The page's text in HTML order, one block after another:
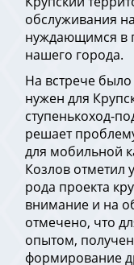
обслуживания
нуждающимся в
нашего города.
На встрече
нужен для
ступенькоход-
решает
для мобильной
Козлов отметил
рода проекта
внимание и на
отмечено, что
опытом,
формирование